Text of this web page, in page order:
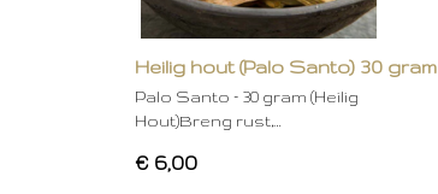
Heilig hout (Palo Santo) 30 gram
Palo Santo – 30 gram (Heilig
Hout)Breng rust,…
€ 6,00